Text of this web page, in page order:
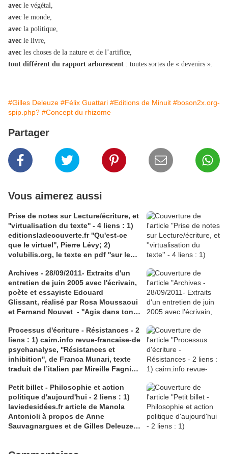
avec le végétal,
avec le monde,
avec la politique,
avec le livre,
avec les choses de la nature et de l’artifice,
tout différent du rapport arborescent : toutes sortes de « devenirs ».
#Gilles Deleuze #Félix Guattari #Editions de Minuit #boson2x.org-
spip.php? #Concept du rhizome
Partager
Vous aimerez aussi
Prise de notes sur Lecture/écriture, et
''virtualisation du texte'' - 4 liens : 1)
editionsladecouverte.fr ''Qu'est-ce
que le virtuel'', Pierre Lévy; 2)
volubilis.org, le texte en pdf ''sur les
hisour.com, ''la virtualité, un concept
philosophique deleuzien'', 4)
claireantoine.com pour Eléni
Mitropoulou
Archives - 28/09/2011- Extraits d'un
entretien de juin 2005 avec l'écrivain,
poète et essayiste Edouard
Glissant, réalisé par Rosa Moussaoui
et Fernand Nouvet - ''Agis dans ton
pensée du rhizome, chez Édouard
Glissant - "Mondialité" contre
"mondialisation"
Processus d'écriture - Résistances - 2
liens : 1) cairn.info revue-francaise-de
psychanalyse, ''Résistances et
inhibition'', de Franca Munari, texte
traduit de l’italien par Mireille Fagni;
Victor Haurens, la résistance de
l'écriture, pour Maurice Blanchot et
Coleridge
Petit billet - Philosophie et action
politique d'aujourd'hui - 2 liens : 1)
laviedesidées.fr article de Manola
Antonioli à propos de Anne
Sauvagnargues et de Gilles Deleuze